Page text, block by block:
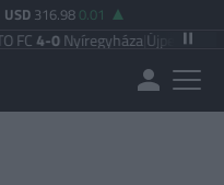
USD 316.98 0.01
0Nyíregyháza|Újpest FC 4-2